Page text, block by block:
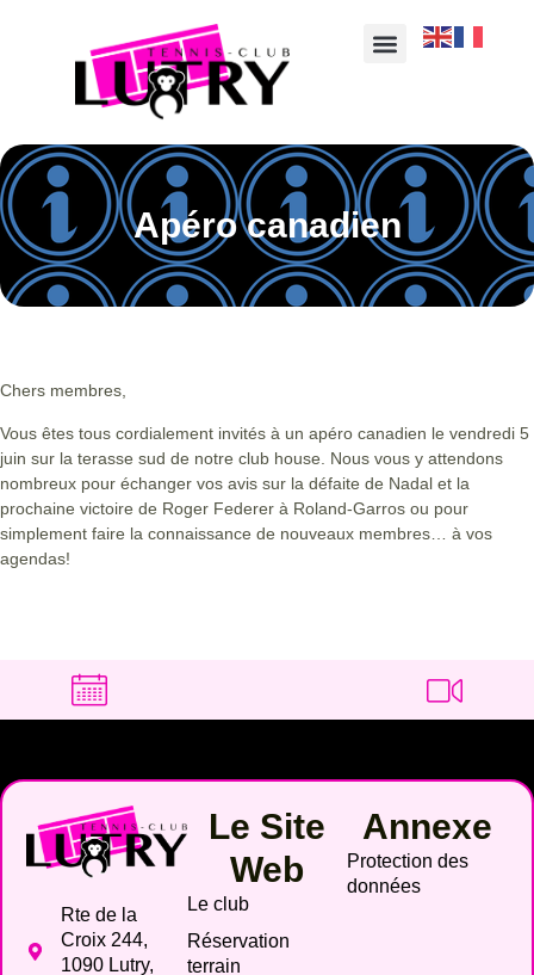
Apéro canadien
Chers membres,
Vous êtes tous cordialement invités à un apéro canadien le vendredi 5
juin sur la terasse sud de notre club house. Nous vous y attendons
nombreux pour échanger vos avis sur la défaite de Nadal et la
prochaine victoire de Roger Federer à Roland-Garros ou pour
simplement faire la connaissance de nouveaux membres… à vos
agendas!
Rte de la
Croix 244,
1090 Lutry,
Le Site
Web
Le club
Réservation
terrain
Annexe
Protection des
données